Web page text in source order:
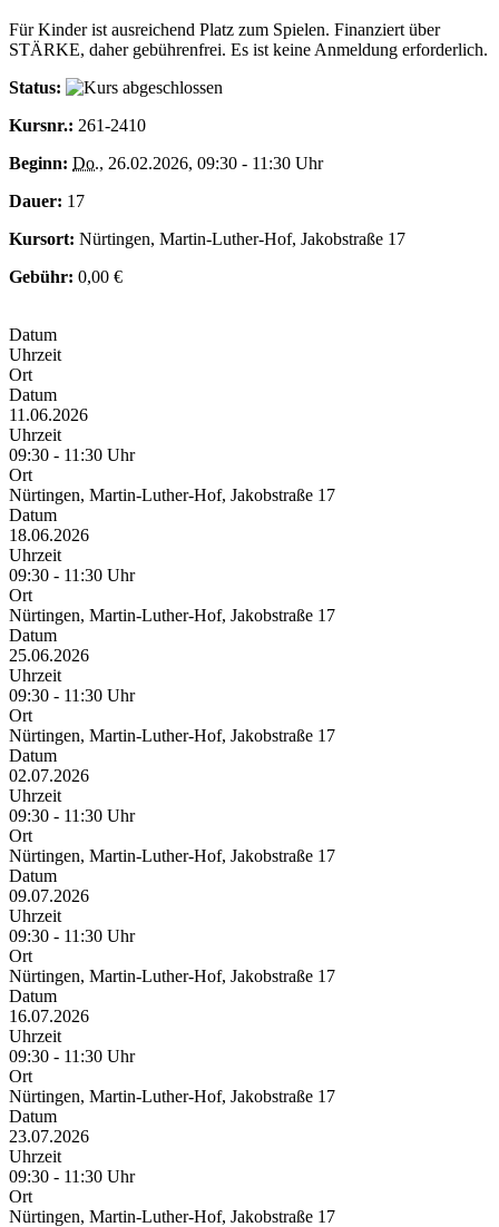
Für Kinder ist ausreichend Platz zum Spielen. Finanziert über
STÄRKE, daher gebührenfrei. Es ist keine Anmeldung erforderlich.
Status:
Kursnr.: 261-2410
Beginn: Do., 26.02.2026, 09:30 - 11:30 Uhr
Dauer: 17
Kursort: Nürtingen, Martin-Luther-Hof, Jakobstraße 17
Gebühr: 0,00 €
Datum
Uhrzeit
Ort
Datum
11.06.2026
Uhrzeit
09:30 - 11:30 Uhr
Ort
Nürtingen, Martin-Luther-Hof, Jakobstraße 17
Datum
18.06.2026
Uhrzeit
09:30 - 11:30 Uhr
Ort
Nürtingen, Martin-Luther-Hof, Jakobstraße 17
Datum
25.06.2026
Uhrzeit
09:30 - 11:30 Uhr
Ort
Nürtingen, Martin-Luther-Hof, Jakobstraße 17
Datum
02.07.2026
Uhrzeit
09:30 - 11:30 Uhr
Ort
Nürtingen, Martin-Luther-Hof, Jakobstraße 17
Datum
09.07.2026
Uhrzeit
09:30 - 11:30 Uhr
Ort
Nürtingen, Martin-Luther-Hof, Jakobstraße 17
Datum
16.07.2026
Uhrzeit
09:30 - 11:30 Uhr
Ort
Nürtingen, Martin-Luther-Hof, Jakobstraße 17
Datum
23.07.2026
Uhrzeit
09:30 - 11:30 Uhr
Ort
Nürtingen, Martin-Luther-Hof, Jakobstraße 17